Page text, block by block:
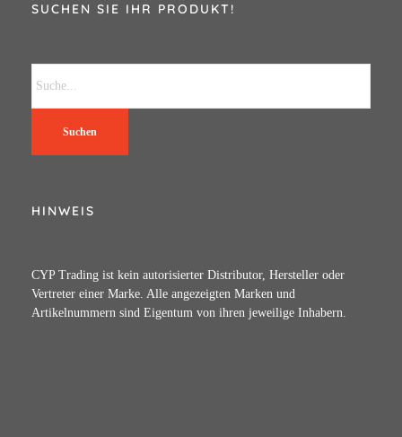
SUCHEN SIE IHR PRODUKT!
Suchen
HINWEIS
CYP Trading ist kein autorisierter Distributor, Hersteller oder
Vertreter einer Marke. Alle angezeigten Marken und
Artikelnummern sind Eigentum von ihren jeweilige Inhabern.